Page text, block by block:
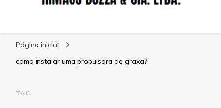
Página inicial
como instalar uma propulsora de graxa?
TAG